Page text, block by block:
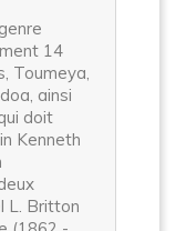
14
Toumeya,
ainsi
doit
Kenneth
L. Britton